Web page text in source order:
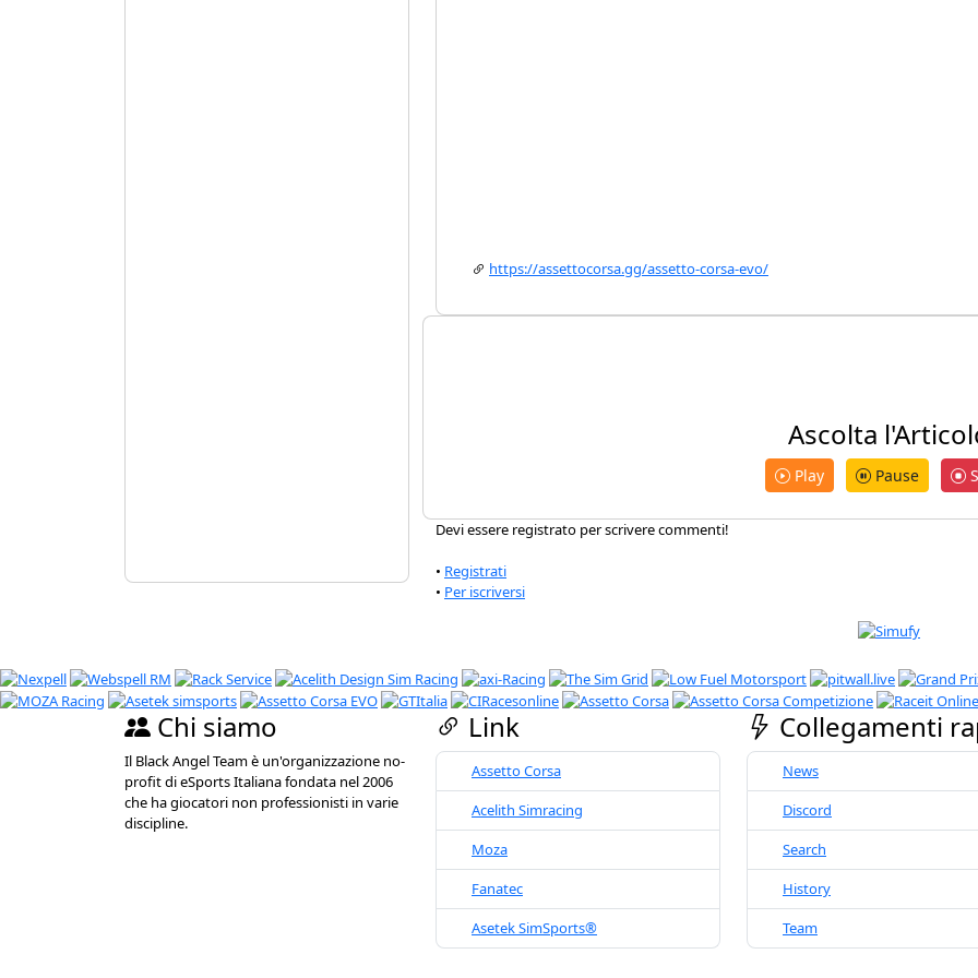
https://assettocorsa.gg/assetto-corsa-evo/
Ascolta
Play Pause
Devi essere registrato per scrivere commenti!
• Registrati
• Per iscriversi
Chi siamo
Il Black Angel Team è un'organizzazione no-
profit di eSports Italiana fondata nel 2006
che ha giocatori non professionisti in varie
discipline.
Link
Assetto Corsa
Acelith Simracing
Moza
Fanatec
Asetek SimSports®
Collegamenti
News
Discord
Search
History
Team